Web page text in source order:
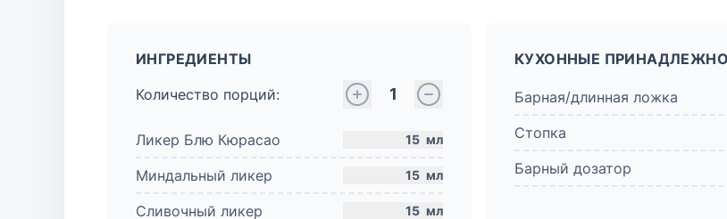
ИНГРЕДИЕНТЫ
Количество порций:
1
Ликер Блю Кюрасао 15 мл
Миндальный ликер 15 мл
Сливочный ликер 15 мл
КУХОННЫЕ
Барная/длинная ложка
Стопка
Барный дозатор